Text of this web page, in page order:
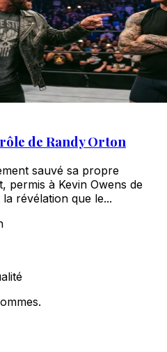
de Randy Orton
sauvé sa propre
permis à Kevin Owens de
révélation que le...